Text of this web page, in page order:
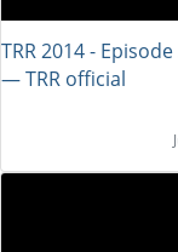
TRR 2014 -
― TRR official